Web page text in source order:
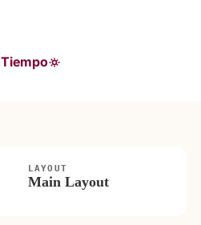
Tiempo
LAYOUT
Main Layout